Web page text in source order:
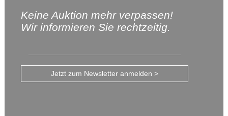
Keine Auktion mehr verpassen!
Wir informieren Sie rechtzeitig.
Jetzt zum Newsletter anmelden >